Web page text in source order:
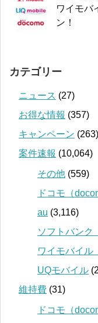
ワイモバ
ン！
カテゴリー
ニュース (27)
お得な情報 (357)
キャンペーン (263)
案件速報 (10,064)
その他 (559)
ドコモ（
au (3,116)
ソフトバンク
ワイモバイル
UQモバイル
維持費 (31)
ドコモ（